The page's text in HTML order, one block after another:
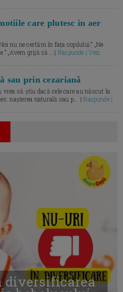
care plutesc in aer
nu ne certăm în fața copilului.” „Ne
„Avem grijă să... | Raspunde | Vezi
sau prin cezariană
să știu dacă cele care au născut la
nașterea naturală sau p... |Raspunde |
diversificarea